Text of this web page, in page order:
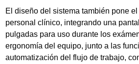
El diseño del sistema también pone
personal clínico, integrando una
pulgadas para uso durante los
ergonomía del equipo, junto a las
automatización del flujo de trabajo,